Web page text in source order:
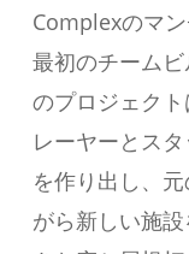
Complexのマ
最初のチーム
のプロジェク
レーヤーとス
を作り出し、
がら新しい施